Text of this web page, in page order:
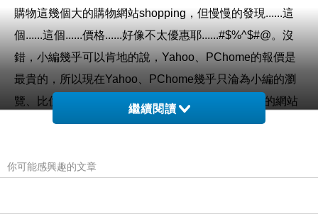
購物這幾個大的購物網站shopping，但慢慢的發現......這
個......這個......價格......好像不太優惠耶......#$%^$#@。沒
錯，小編幾乎可以肯地的說，Yahoo、PChome的報價是
最貴的，所以現在Yahoo、PChome幾乎只淪為小編的瀏
覽、比價工具。看到喜歡的東西，小編喜歡到專門的網站
去購買，比如說3C、家電類的東西，建議到燦坤的Kuai3
繼續閱讀
你可能感興趣的文章